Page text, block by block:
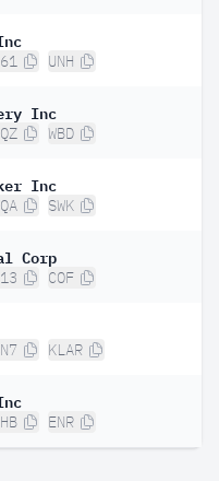
UNH
Inc
WBD
Inc
SWK
Corp
COF
KLAR
ENR